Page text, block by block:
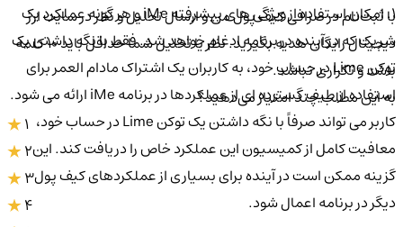
1. امکان استفاده از ویژگی های پیشرفته iMe و هر گونه عملکرد یک
شریک که در آینده در برنامه ادغام خواهد شد. فقط با نگه داشتن یک
توکن Lime در حساب خود، به کاربران یک اشتراک مادام العمر برای
استفاده از طیف گسترده ای از عملکردها در برنامه iMe ارائه می شود.
کاربر می تواند صرفاً با نگه داشتن یک توکن Lime در حساب خود،
معافیت کامل از کمیسیون این عملکرد خاص را دریافت کند. این
گزینه ممکن است در آینده برای بسیاری از عملکردهای کیف پول
دیگر در برنامه اعمال شود.
با ثبت‌نام در صرافی کیف پول من و ارسال تحلیل و نظر در سایت ارز
دیجیتال رایگان هدیه بگیرید. نظر یا تحلیل شما حداقل باید ۱۰ کلمه
باشد و تکراری نباشد.
به این مطلب چند امتیاز می‌دهید؟
2
3
4